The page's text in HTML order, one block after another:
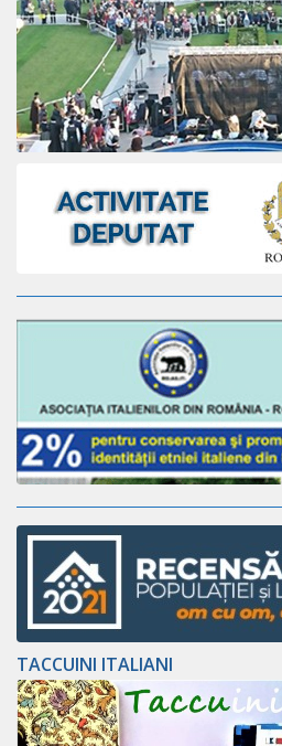
TACCUINI ITALIANI